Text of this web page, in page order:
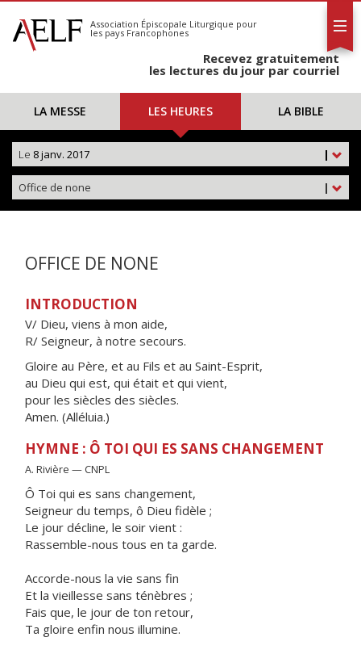
S'abonner
Calendrier
Association Épiscopale Liturgique pour
les pays Francophones
Recevez gratuitement
les lectures du jour par courriel
LA MESSE LES HEURES LA BIBLE
|
Le 8 janv. 2017
|
Office de none
OFFICE DE NONE
INTRODUCTION
V/ Dieu, viens à mon aide,
R/ Seigneur, à notre secours.
Gloire au Père, et au Fils et au Saint-Esprit,
au Dieu qui est, qui était et qui vient,
pour les siècles des siècles.
Amen. (Alléluia.)
HYMNE : Ô TOI QUI ES SANS CHANGEMENT
A. Rivière — CNPL
Ô Toi qui es sans changement,
Seigneur du temps, ô Dieu fidèle ;
Le jour décline, le soir vient :
Rassemble-nous tous en ta garde.
Accorde-nous la vie sans fin
Et la vieillesse sans ténèbres ;
Fais que, le jour de ton retour,
Ta gloire enfin nous illumine.